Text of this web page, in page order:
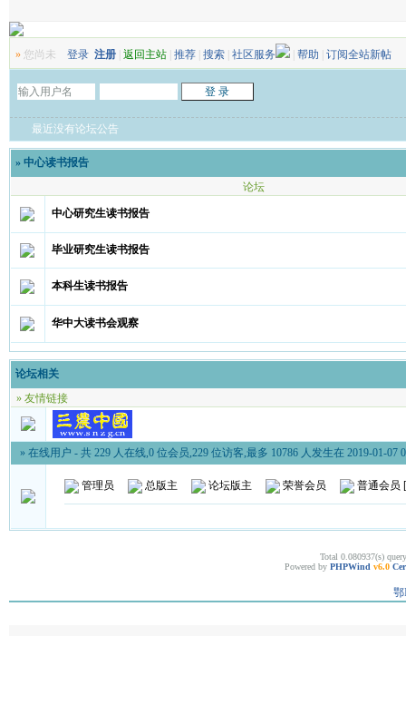
»您尚未 登录 注册| 返回主站| 推荐| 搜索| 社区服务 | 帮助 订阅全站新帖
最近没有论坛公告
» 中心读书报告
论坛
中心研究生读书报告
毕业研究生读书报告
本科生读书报告
华中大读书会观察
论坛相关
» 友情链接
» 在线用户 - 共 229 人在线,0 位会员,229 位访客,最多 10786 人发生在 2019-01-07
管理员 总版主 论坛版主 荣誉会员 普通会员 [
Total 0.080937(s)
Powered by PHPWind v6.0
鄂